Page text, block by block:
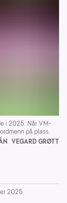
i 2025. Når VM-
på plass.
VEGARD GRØTT
2025